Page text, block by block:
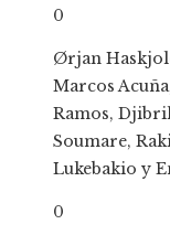
0
Ørjan
Marcos
Ramos,
Soumare,
Lukebakio y
0